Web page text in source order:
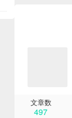
文章数
497